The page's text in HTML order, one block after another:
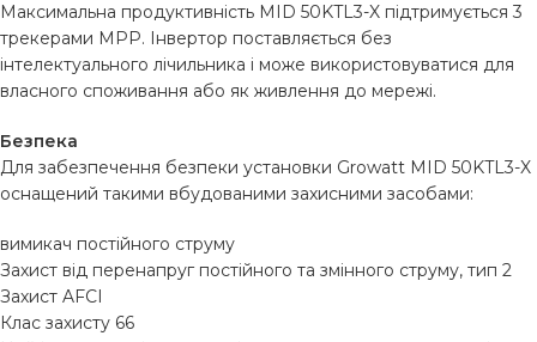
Максимальна продуктивність MID 50KTL3-X підтримується 3
трекерами MPP. Інвертор поставляється без
інтелектуального лічильника і може використовуватися для
власного споживання або як живлення до мережі.
Безпека
Для забезпечення безпеки установки Growatt MID 50KTL3-X
оснащений такими вбудованими захисними засобами:
вимикач постійного струму
Захист від перенапруг постійного та змінного струму, тип 2
Захист AFCI
Клас захисту 66